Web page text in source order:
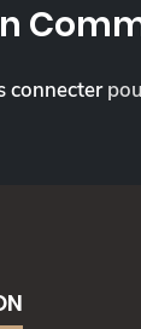
connecter